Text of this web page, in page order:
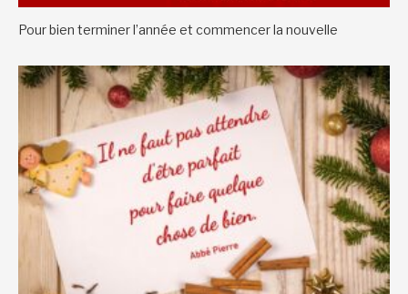
Pour bien terminer l’année et commencer la nouvelle